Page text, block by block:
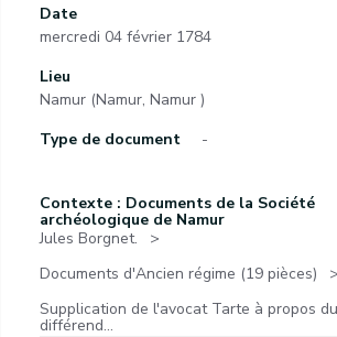
Date
mercredi 04 février 1784
Lieu
Namur (Namur, Namur )
Type de document
-
Contexte : Documents de la Société
archéologique de Namur
Jules Borgnet.
Documents d'Ancien régime (19 pièces)
Supplication de l'avocat Tarte à propos du
différend...